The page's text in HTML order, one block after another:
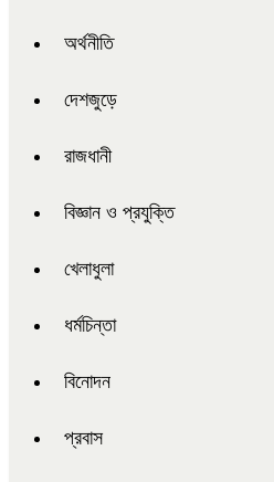
অর্থনীতি
দেশজুড়ে
রাজধানী
বিজ্ঞান ও প্রযুক্তি
খেলাধুলা
ধর্মচিন্তা
বিনোদন
প্রবাস